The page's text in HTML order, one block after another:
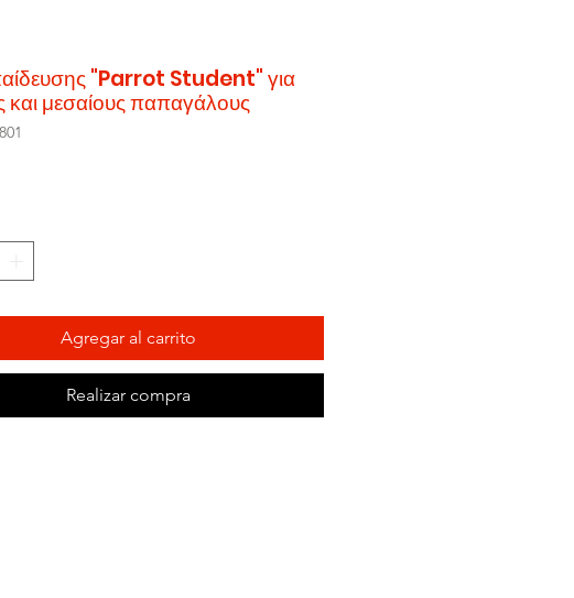
"Parrot Student" για
και μεσαίους παπαγάλους
Agregar al carrito
Realizar compra